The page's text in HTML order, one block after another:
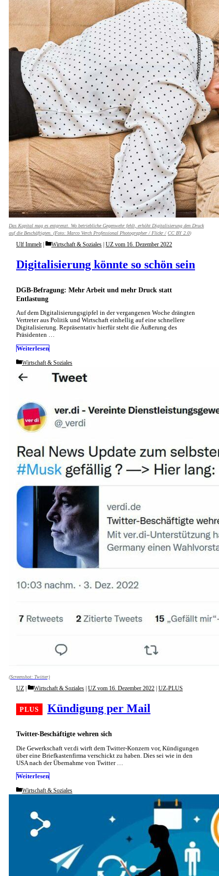
Das Kapital mag es entgrenzt. Wo betriebliche Gegenwehr fehlt, erhöht Digitalisierung den Druck
auf die Beschäftigten. (Foto: Marco Verch Professional Photographer / Flickr / CC BY 2.0)
DGB-Befragung: Mehr Arbeit und mehr Druck statt
Entlastung
Digitalisierung könnte so schön sein
Ulf Immelt Categories
Wirtschaft & Soziales | UZ vom 16. Dezember 2022
Auf dem Digitalisierungsgipfel in der vergangenen Woche drängten
Vertreter aus Politik und Wirtschaft einhellig auf eine schnellere
Digitalisierung. Repräsentativ hierfür steht die Äußerung des
Präsidenten …
Weiterlesen
Categories
Wirtschaft & Soziales
(Screenshot: Twitter)
Twitter-Beschäftigte wehren sich
Kündigung per Mail
UZ Categories
Wirtschaft & Soziales UZ vom 16. Dezember 2022 UZ-PLUS
Die Gewerkschaft ver.di wirft dem Twitter-Konzern vor, Kündigungen
über eine Briefkastenfirma verschickt zu haben. Dies sei wie in den
USA nach der Übernahme von Twitter …
Weiterlesen
Categories
Wirtschaft & Soziales